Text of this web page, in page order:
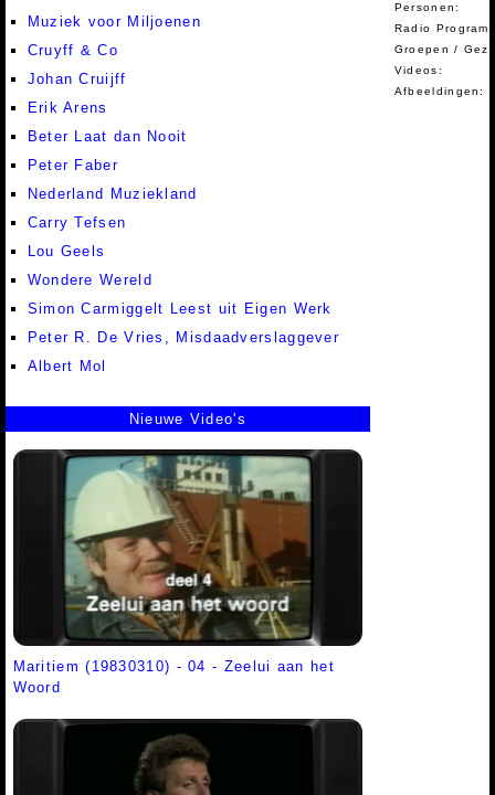
Muziek voor Miljoenen
Cruyff & Co
Johan Cruijff
Erik Arens
Beter Laat dan Nooit
Peter Faber
Nederland Muziekland
Carry Tefsen
Lou Geels
Wondere Wereld
Simon Carmiggelt Leest uit Eigen Werk
Peter R. De Vries, Misdaadverslaggever
Albert Mol
Personen:
Radio
Groepen /
Videos:
Afbeeldingen:
Nieuwe Video's
Maritiem (19830310) - 04 - Zeelui aan het
Woord